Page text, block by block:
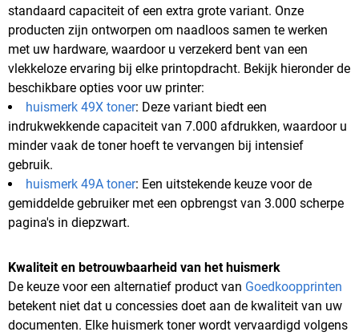
standaard capaciteit of een extra grote variant. Onze
producten zijn ontworpen om naadloos samen te werken
met uw hardware, waardoor u verzekerd bent van een
vlekkeloze ervaring bij elke printopdracht. Bekijk hieronder de
beschikbare opties voor uw printer:
huismerk 49X toner: Deze variant biedt een
indrukwekkende capaciteit van 7.000 afdrukken, waardoor u
minder vaak de toner hoeft te vervangen bij intensief
gebruik.
huismerk 49A toner: Een uitstekende keuze voor de
gemiddelde gebruiker met een opbrengst van 3.000 scherpe
pagina's in diepzwart.
Kwaliteit en betrouwbaarheid van het huismerk
De keuze voor een alternatief product van Goedkoopprinten
betekent niet dat u concessies doet aan de kwaliteit van uw
documenten. Elke huismerk toner wordt vervaardigd volgens